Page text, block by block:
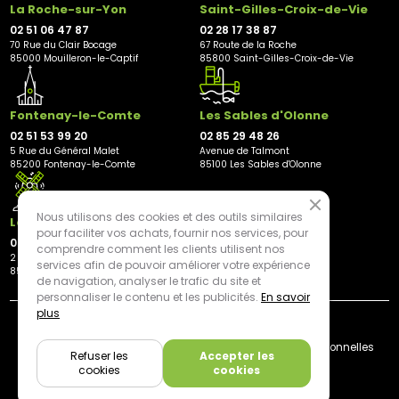
La Roche-sur-Yon
02 51 06 47 87
70 Rue du Clair Bocage
85000 Mouilleron-le-Captif
Saint-Gilles-Croix-de-Vie
02 28 17 38 87
67 Route de la Roche
85800 Saint-Gilles-Croix-de-Vie
Fontenay-le-Comte
02 51 53 99 20
5 Rue du Général Malet
85200 Fontenay-le-Comte
Les Sables d'Olonne
02 85 29 48 26
Avenue de Talmont
85100 Les Sables d'Olonne
Les Herbiers
02 21 81 23 11
2 rue des Peupliers
85500 Les Herbiers
Livraison
Plan du site Mentions légales
Données personnelles
Cookies
Nous utilisons des cookies et des outils similaires
pour faciliter vos achats, fournir nos services, pour
comprendre comment les clients utilisent nos
services afin de pouvoir améliorer votre expérience
de navigation, analyser le trafic du site et
personnaliser le contenu et les publicités. En savoir
plus
Accepter les
cookies
Refuser les
cookies